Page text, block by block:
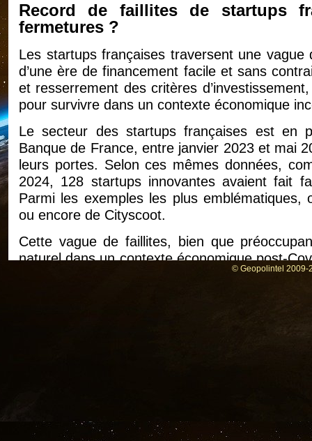
Record de faillites de startups
fermetures ?
Les startups françaises traversent une
d’une ère de financement facile et sans
et resserrement des critères
pour survivre dans un contexte économique
Le secteur des startups françaises est en
Banque de France, entre janvier 2023 et mai
leurs portes. Selon ces mêmes données,
2024, 128 startups innovantes avaient fait
Parmi les exemples les plus emblématiques,
ou encore de Cityscoot.
Cette vague de faillites, bien que
naturel dans un contexte économique post-
l’inflation et des changements dans les
dès que les taux d’intérêt ont grimpé, le
© Geopolintel 2009-